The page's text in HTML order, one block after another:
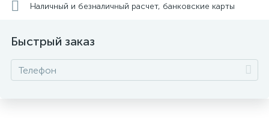
Наличный и безналичный расчет, банковские карты
Быстрый заказ